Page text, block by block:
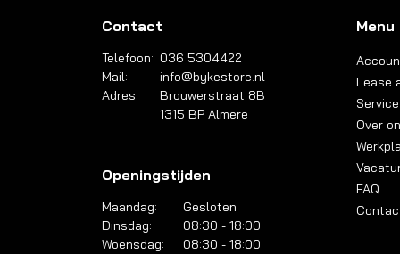
Contact
Telefoon: 036 5304422
Mail:
info@bykestore.nl
Adres:
Brouwerstraat 8B
1315 BP Almere
Openingstijden
Maandag:
Gesloten
Dinsdag:
08:30 - 18:00
Woensdag:
08:30 - 18:00
Menu
Lease
Over
FAQ